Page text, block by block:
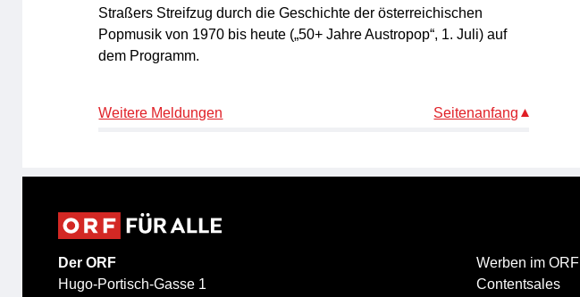
Straßers Streifzug durch die Geschichte der österreichischen
Popmusik von 1970 bis heute („50+ Jahre Austropop“, 1. Juli) auf
dem Programm.
Weitere Meldungen Seitenanfang
Der ORF
Hugo-Portisch-Gasse 1
Werben im ORF
Contentsales